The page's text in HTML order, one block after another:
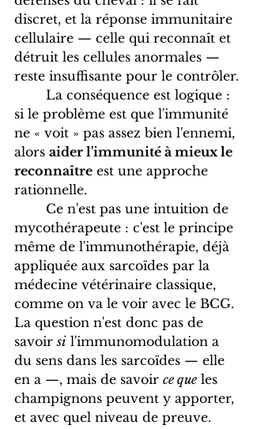
discret, et la réponse immunitaire
cellulaire — celle qui reconnaît et
détruit les cellules anormales —
reste insuffisante pour le contrôler.
si le problème est que l'immunité
ne « voit » pas assez bien l'ennemi,
alors aider l'immunité à mieux le
reconnaître est une approche
rationnelle.
mycothérapeute : c'est le principe
même de l'immunothérapie, déjà
appliquée aux sarcoïdes par la
médecine vétérinaire classique,
comme on va le voir avec le BCG.
La question n'est donc pas de
savoir si l'immunomodulation a
du sens dans les sarcoïdes — elle
en a —, mais de savoir ce que les
champignons peuvent y apporter,
et avec quel niveau de preuve.